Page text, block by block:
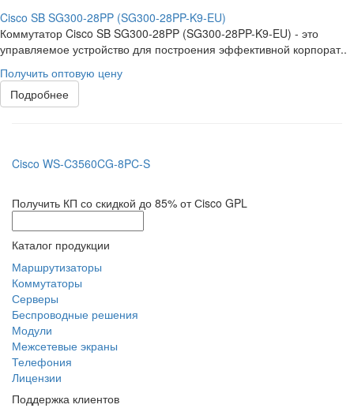
Cisco SB SG300-28PP (SG300-28PP-K9-EU)
Коммутатор Cisco SB SG300-28PP (SG300-28PP-K9-EU) - это
управляемое устройство для построения эффективной корпорат..
Получить оптовую цену
Подробнее
Cisco WS-C3560CG-8PC-S
Получить КП со скидкой до 85% от Сisco GPL
Каталог продукции
Маршрутизаторы
Коммутаторы
Серверы
Беспроводные решения
Модули
Межсетевые экраны
Телефония
Лицензии
Поддержка клиентов